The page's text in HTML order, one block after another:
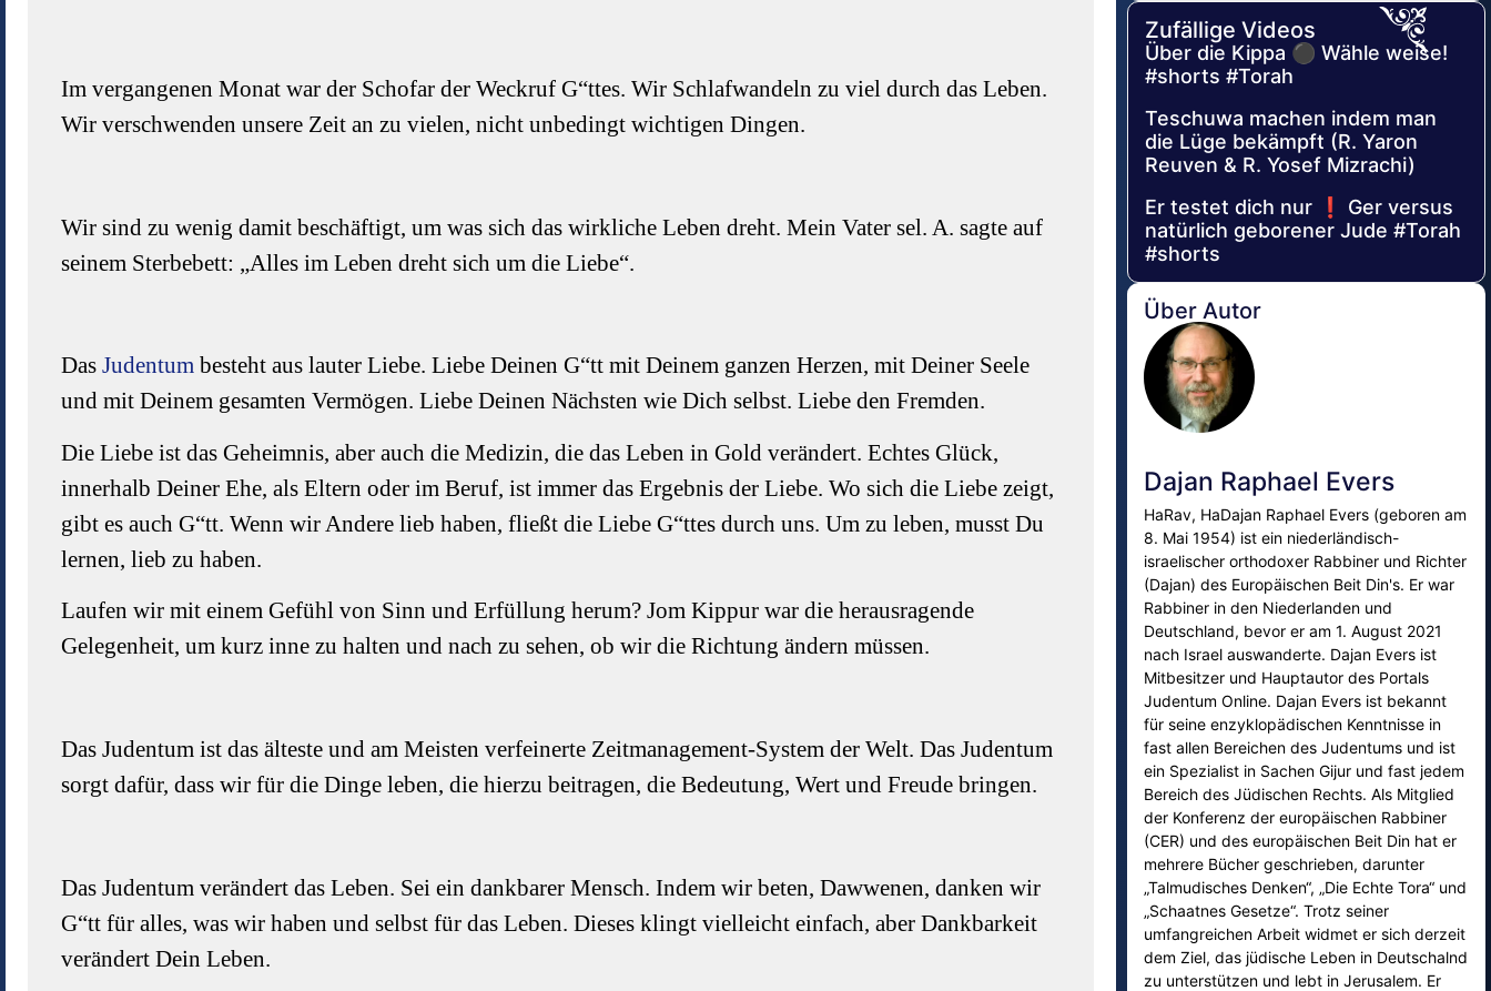
Im vergangenen Monat war der Schofar der Weckruf G“ttes. Wir Schlafwandeln zu viel durch das Leben.
Wir verschwenden unsere Zeit an zu vielen, nicht unbedingt wichtigen Dingen.
Wir sind zu wenig damit beschäftigt, um was sich das wirkliche Leben dreht. Mein Vater sel. A. sagte auf
seinem Sterbebett: „Alles im Leben dreht sich um die Liebe“.
Das Judentum besteht aus lauter Liebe. Liebe Deinen G“tt mit Deinem ganzen Herzen, mit Deiner Seele
und mit Deinem gesamten Vermögen. Liebe Deinen Nächsten wie Dich selbst. Liebe den Fremden.
Die Liebe ist das Geheimnis, aber auch die Medizin, die das Leben in Gold verändert. Echtes Glück,
innerhalb Deiner Ehe, als Eltern oder im Beruf, ist immer das Ergebnis der Liebe. Wo sich die Liebe zeigt,
gibt es auch G“tt. Wenn wir Andere lieb haben, fließt die Liebe G“ttes durch uns. Um zu leben, musst Du
lernen, lieb zu haben.
Laufen wir mit einem Gefühl von Sinn und Erfüllung herum? Jom Kippur war die herausragende
Gelegenheit, um kurz inne zu halten und nach zu sehen, ob wir die Richtung ändern müssen.
Das Judentum ist das älteste und am Meisten verfeinerte Zeitmanagement-System der Welt. Das Judentum
sorgt dafür, dass wir für die Dinge leben, die hierzu beitragen, die Bedeutung, Wert und Freude bringen.
Das Judentum verändert das Leben. Sei ein dankbarer Mensch. Indem wir beten, Dawwenen, danken wir
G“tt für alles, was wir haben und selbst für das Leben. Dieses klingt vielleicht einfach, aber Dankbarkeit
verändert Dein Leben.
Zufällige Videos
Über die Kippa ⚫ Wähle weise!
#shorts #Torah
Teschuwa machen indem man
die Lüge bekämpft (R. Yaron
Reuven & R. Yosef Mizrachi)
Er testet dich nur ❗ Ger versus
natürlich geborener Jude #Torah
#shorts
Über Autor
Dajan Raphael Evers
HaRav, HaDajan Raphael Evers (geboren am
8. Mai 1954) ist ein niederländisch-
israelischer orthodoxer Rabbiner und Richter
(Dajan) des Europäischen Beit Din's. Er war
Rabbiner in den Niederlanden und
Deutschland, bevor er am 1. August 2021
nach Israel auswanderte. Dajan Evers ist
Mitbesitzer und Hauptautor des Portals
Judentum Online. Dajan Evers ist bekannt
für seine enzyklopädischen Kenntnisse in
fast allen Bereichen des Judentums und ist
ein Spezialist in Sachen Gijur und fast jedem
Bereich des Jüdischen Rechts. Als Mitglied
der Konferenz der europäischen Rabbiner
(CER) und des europäischen Beit Din hat er
mehrere Bücher geschrieben, darunter
„Talmudisches Denken“, „Die Echte Tora“ und
„Schaatnes Gesetze“. Trotz seiner
umfangreichen Arbeit widmet er sich derzeit
dem Ziel, das jüdische Leben in Deutschalnd
zu unterstützen und lebt in Jerusalem. Er